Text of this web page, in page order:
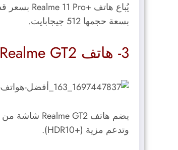
يُباع هاتف +Realme 11 Pro بسعر قدره
بسعة حجمها 512 جيجابايت.
3- هاتف Realme GT2:
يضم هاتف Realme GT2 شاشة من نوع (
وتدعم مزية (+HDR10).